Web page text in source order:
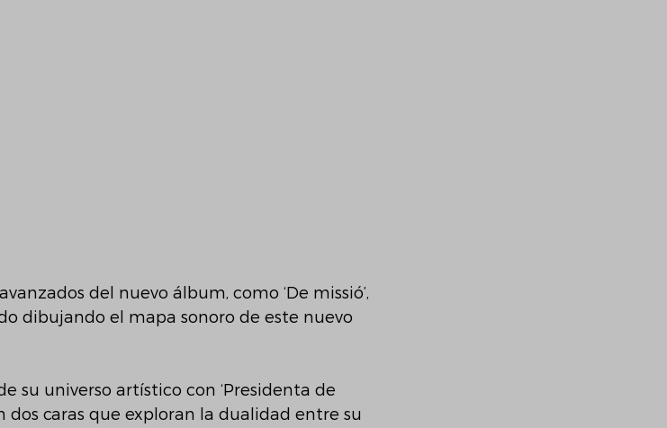
del nuevo álbum, como ‘De missió’,
ido dibujando el mapa sonoro de este nuevo
su universo artístico con ‘Presidenta de
dos caras que exploran la dualidad entre su